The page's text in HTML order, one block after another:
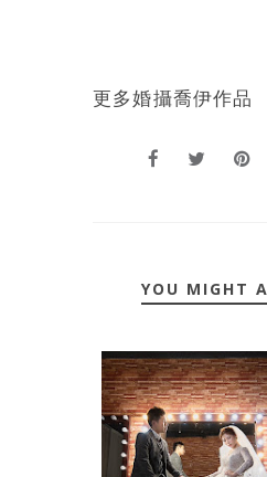
更多婚攝喬伊作品
YOU MIGHT